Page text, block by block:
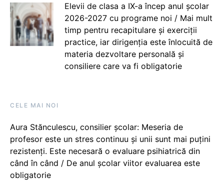
Elevii de clasa a IX-a încep anul școlar
2026-2027 cu programe noi / Mai mult
timp pentru recapitulare și exerciții
practice, iar dirigenția este înlocuită de
materia dezvoltare personală și
consiliere care va fi obligatorie
CELE MAI NOI
Aura Stănculescu, consilier școlar: Meseria de
profesor este un stres continuu și unii sunt mai puțini
rezistenți. Este necesară o evaluare psihiatrică din
când în când / De anul școlar viitor evaluarea este
obligatorie